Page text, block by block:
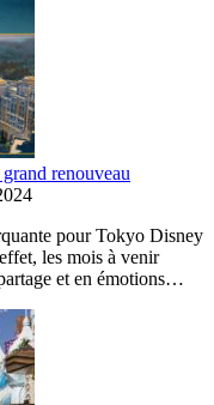
renouveau
pour Tokyo Disney
les mois à venir
et en émotions…